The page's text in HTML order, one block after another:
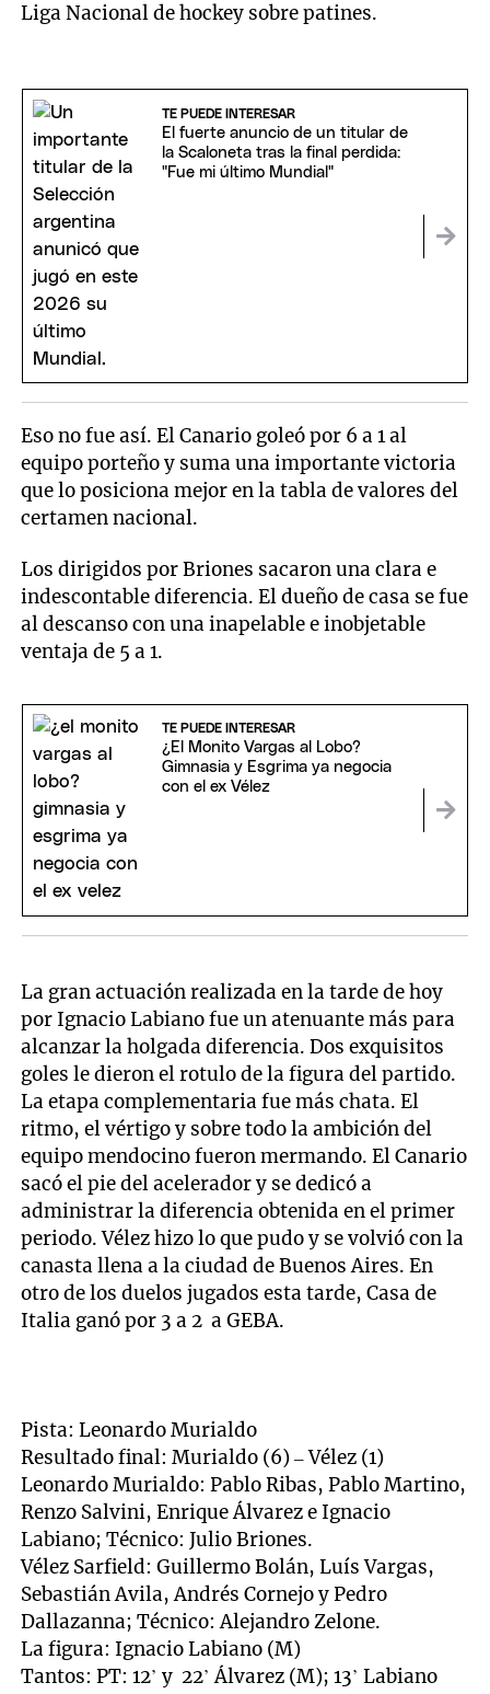
Liga Nacional de hockey sobre patines.
TE PUEDE INTERESAR
El fuerte anuncio de un titular de
la Scaloneta tras la final perdida:
"Fue mi último Mundial"
Eso no fue así. El Canario goleó por 6 a 1 al
equipo porteño y suma una importante victoria
que lo posiciona mejor en la tabla de valores del
certamen nacional.
Los dirigidos por Briones sacaron una clara e
indescontable diferencia. El dueño de casa se fue
al descanso con una inapelable e inobjetable
ventaja de 5 a 1.
TE PUEDE INTERESAR
¿El Monito Vargas al Lobo?
Gimnasia y Esgrima ya negocia
con el ex Vélez
La gran actuación realizada en la tarde de hoy
por Ignacio Labiano fue un atenuante más para
alcanzar la holgada diferencia. Dos exquisitos
goles le dieron el rotulo de la figura del partido.
La etapa complementaria fue más chata. El
ritmo, el vértigo y sobre todo la ambición del
equipo mendocino fueron mermando. El Canario
sacó el pie del acelerador y se dedicó a
administrar la diferencia obtenida en el primer
periodo. Vélez hizo lo que pudo y se volvió con la
canasta llena a la ciudad de Buenos Aires. En
otro de los duelos jugados esta tarde, Casa de
Italia ganó por 3 a 2 a GEBA.
Pista: Leonardo Murialdo
Resultado final: Murialdo (6) – Vélez (1)
Leonardo Murialdo: Pablo Ribas, Pablo Martino,
Renzo Salvini, Enrique Álvarez e Ignacio
Labiano; Técnico: Julio Briones.
Vélez Sarfield: Guillermo Bolán, Luís Vargas,
Sebastián Avila, Andrés Cornejo y Pedro
Dallazanna; Técnico: Alejandro Zelone.
La figura: Ignacio Labiano (M)
Tantos: PT: 12’ y 22’ Álvarez (M); 13’ Labiano